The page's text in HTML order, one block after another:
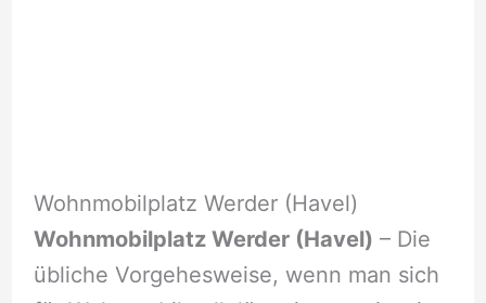
Wohnmobilplatz Werder (Havel)
Wohnmobilplatz Werder (Havel) – Die
übliche Vorgehesweise, wenn man sich